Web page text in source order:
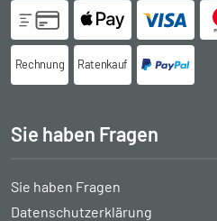
Rechnung Ratenkauf
Sie haben Fragen
Sie haben Fragen
Datenschutzerklärung